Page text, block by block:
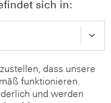
sich in:
dass unsere
funktionieren.
und werden